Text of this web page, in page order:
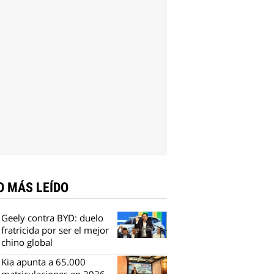
MÁS LEÍDO
Geely contra BYD: duelo
fratricida por ser el mejor
chino global
Kia apunta a 65.000